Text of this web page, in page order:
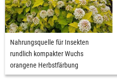
Nahrungsquelle für Insekten
rundlich kompakter Wuchs
orangene Herbstfärbung